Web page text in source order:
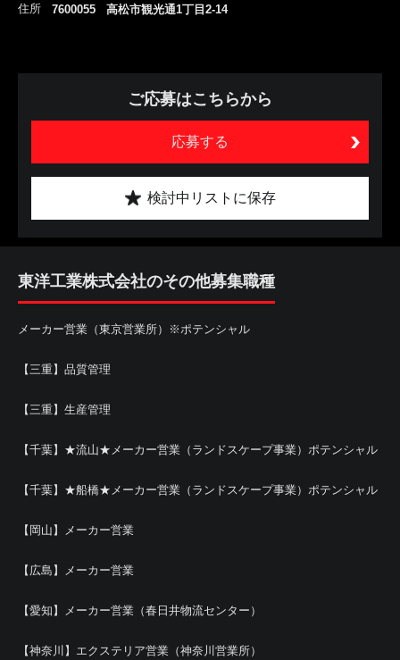
住所 7600055 高松市観光通1丁目2-14
ご応募はこちらから
応募する
検討中リストに保存
東洋工業株式会社のその他募集職種
メーカー営業（東京営業所）※ポテンシャル
【三重】品質管理
【三重】生産管理
【千葉】★流山★メーカー営業（ランドスケープ事業）ポテンシャル
【千葉】★船橋★メーカー営業（ランドスケープ事業）ポテンシャル
【岡山】メーカー営業
【広島】メーカー営業
【愛知】メーカー営業（春日井物流センター）
【神奈川】エクステリア営業（神奈川営業所）